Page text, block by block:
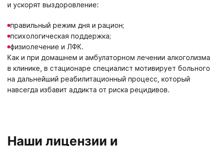
и ускорят выздоровление:
правильный режим дня и рацион;
психологическая поддержка;
физиолечение и ЛФК.
Как и при домашнем и амбулаторном лечении алкоголизма
в клинике, в стационаре специалист мотивирует больного
на дальнейший реабилитационный процесс, который
навсегда избавит аддикта от риска рецидивов.
Наши лицензии и